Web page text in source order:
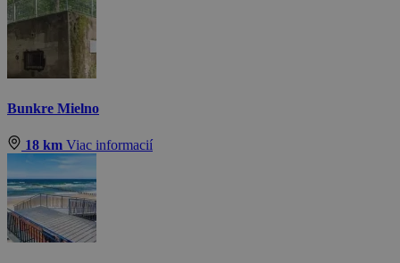
Bunkre Mielno
18 km Viac informacií